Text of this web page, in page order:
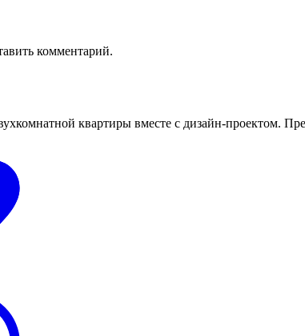
комментарий.
квартиры вместе с дизайн-проектом.